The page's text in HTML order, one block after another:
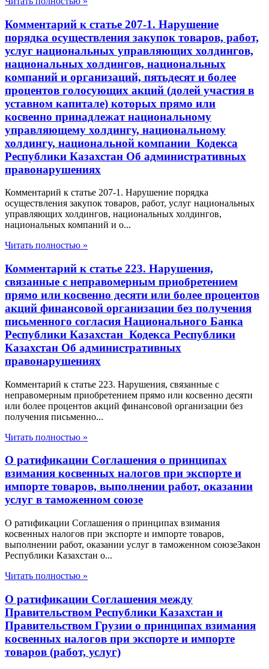
Комментарий к статье 207-1. Нарушение
порядка осуществления закупок товаров, работ,
услуг национальных управляющих холдингов,
национальных холдингов, национальных
компаний и организаций, пятьдесят и более
процентов голосующих акций (долей участия в
уставном капитале) которых прямо или
косвенно принадлежат национальному
управляющему холдингу, национальному
холдингу, национальной компании Кодекса
Республики Казахстан Об административных
правонарушениях
Комментарий к статье 207-1. Нарушение порядка
осуществления закупок товаров, работ, услуг национальных
управляющих холдингов, национальных холдингов,
национальных компаний и о...
Читать полностью »
Комментарий к статье 223. Нарушения,
связанные с неправомерным приобретением
прямо или косвенно десяти или более процентов
акций финансовой организации без получения
письменного согласия Национального Банка
Республики Казахстан Кодекса Республики
Казахстан Об административных
правонарушениях
Комментарий к статье 223. Нарушения, связанные с
неправомерным приобретением прямо или косвенно десяти
или более процентов акций финансовой организации без
получения письменно...
Читать полностью »
О ратификации Соглашения о принципах
взимания косвенных налогов при экспорте и
импорте товаров, выполнении работ, оказании
услуг в таможенном союзе
О ратификации Соглашения о принципах взимания
косвенных налогов при экспорте и импорте товаров,
выполнении работ, оказании услуг в таможенном союзеЗакон
Республики Казахстан о...
Читать полностью »
О ратификации Соглашения между
Правительством Республики Казахстан и
Правительством Грузии о принципах взимания
косвенных налогов при экспорте и импорте
товаров (работ, услуг)